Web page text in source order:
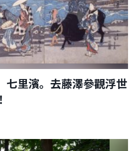
七里濱。去藤澤參觀浮世